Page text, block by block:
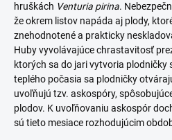
hruškách Venturia pirina.
že okrem listov napáda aj plody,
znehodnotené a prakticky
Huby vyvolávajúce chrastavitosť
ktorých sa do jari vytvoria plodničky
teplého počasia sa plodničky
uvoľňujú tzv. askospóry,
plodov. K uvoľňovaniu askospór
sú tieto mesiace rozhodujúcim